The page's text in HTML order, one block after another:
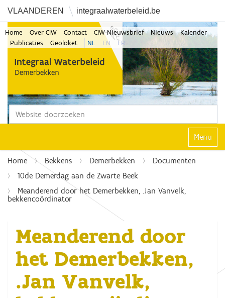
VLAANDEREN integraalwaterbeleid.be
Zoek
Home Over CIW Contact CIW-Nieuwsbrief Nieuws
Kalender
Publicaties
Geoloket NL EN FR
Klap
Home Bekkens Demerbekken
Documenten
10de Demerdag aan de Zwarte Beek
Meanderend door het Demerbekken, .Jan Vanvelk,
bekkencoördinator
Meanderend door
het Demerbekken,
.Jan Vanvelk,